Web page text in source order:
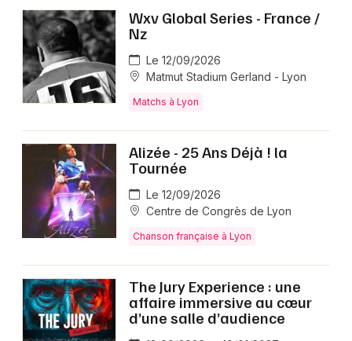
Wxv Global Series - France /
Nz
Le 12/09/2026
Matmut Stadium Gerland - Lyon
Matchs à Lyon
Alizée - 25 Ans Déjà ! la
Tournée
Le 12/09/2026
Centre de Congrès de Lyon
Chanson française à Lyon
The Jury Experience : une
affaire immersive au cœur
d’une salle d’audience